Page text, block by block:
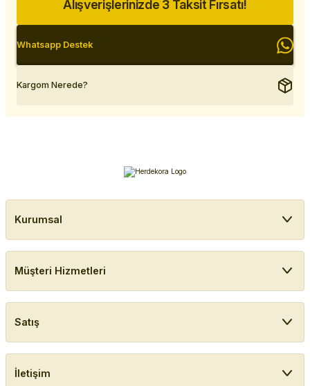
Alışverişlerinizde 3 Taksit Fırsatı!
Whatsapp Destek
Kargom Nerede?
Kurumsal
Müşteri Hizmetleri
Satış
İletişim